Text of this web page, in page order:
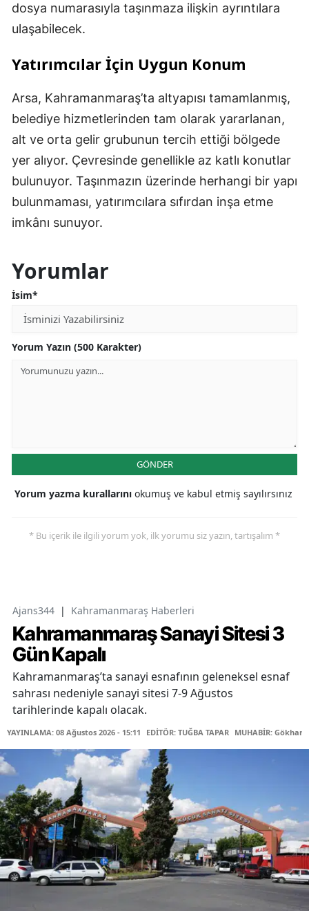
dosya numarasıyla taşınmaza ilişkin ayrıntılara
ulaşabilecek.
Yatırımcılar İçin Uygun Konum
Arsa, Kahramanmaraş’ta altyapısı tamamlanmış,
belediye hizmetlerinden tam olarak yararlanan,
alt ve orta gelir grubunun tercih ettiği bölgede
yer alıyor. Çevresinde genellikle az katlı konutlar
bulunuyor. Taşınmazın üzerinde herhangi bir yapı
bulunmaması, yatırımcılara sıfırdan inşa etme
imkânı sunuyor.
Yorumlar
İsim*
Yorum Yazın (500 Karakter)
GÖNDER
Yorum yazma kurallarını okumuş ve kabul etmiş sayılırsınız
* Bu içerik ile ilgili yorum yok, ilk yorumu siz yazın, tartışalım *
Ajans344 | Kahramanmaraş Haberleri
Kahramanmaraş Sanayi Sitesi 3
Gün Kapalı
Kahramanmaraş’ta sanayi esnafının geleneksel esnaf
sahrası nedeniyle sanayi sitesi 7-9 Ağustos
tarihlerinde kapalı olacak.
YAYINLAMA: 08 Ağustos 2026 - 15:11 EDİTÖR: TUĞBA TAPAR MUHABİR: Gökhan